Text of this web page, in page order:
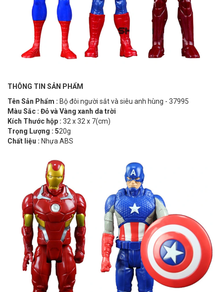
THÔNG TIN SẢN PHẨM
Tên Sản Phẩm : Bộ đôi người sắt và siêu anh hùng - 37995
Màu Sắc : Đỏ và Vàng xanh da trời
Kích Thước hộp : 32 x 32 x 7(cm)
Trọng Lượng : 520g
Chất liệu : Nhựa ABS